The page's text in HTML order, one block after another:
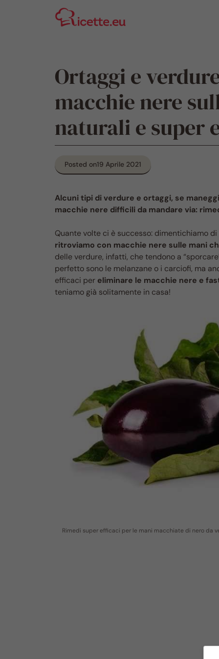
Ortaggi e
macchie nere
naturali e super
Posted on19 Aprile 2021
Alcuni tipi di verdure e ortaggi, se
macchie nere difficili da mandare via:
Quante volte ci è successo: dimentichiamo
ritroviamo con macchie nere sulle mani
delle verdure, infatti, che tendono a
perfetto sono le melanzane o i carciofi, ma
efficaci per eliminare le macchie nere e
teniamo già solitamente in casa!
Rimedi super efficaci per le mani macchiate di nero da